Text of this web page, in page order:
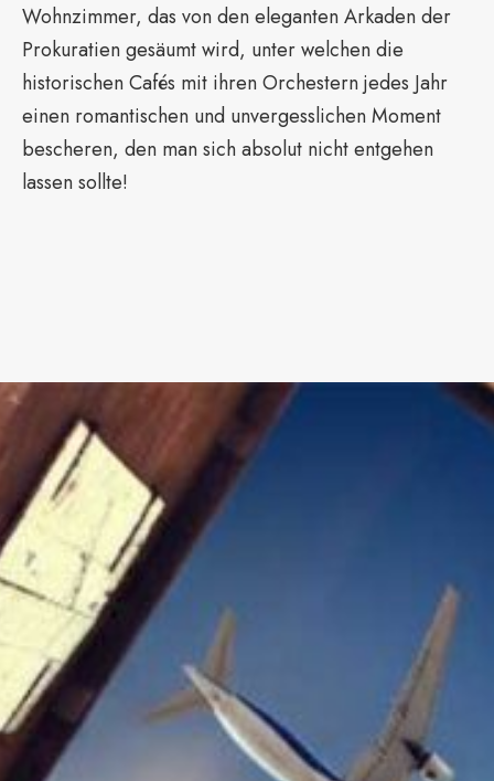
Wohnzimmer, das von den eleganten Arkaden der
Prokuratien gesäumt wird, unter welchen die
historischen Cafés mit ihren Orchestern jedes Jahr
einen romantischen und unvergesslichen Moment
bescheren, den man sich absolut nicht entgehen
lassen sollte!